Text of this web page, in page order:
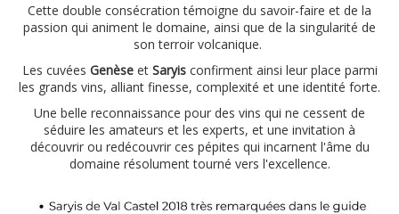
Cette double consécration témoigne du savoir-faire et de la
passion qui animent le domaine, ainsi que de la singularité de
son terroir volcanique.
Les cuvées Genèseet Saryisconfirment ainsi leur place parmi
les grands vins, alliant finesse, complexité et une identité forte.
Une belle reconnaissance pour des vins qui ne cessent de
séduire les amateurs et les experts, et une invitation à
découvrir ou redécouvrir ces pépites qui incarnent l'âme du
domaine résolument tourné vers l'excellence.